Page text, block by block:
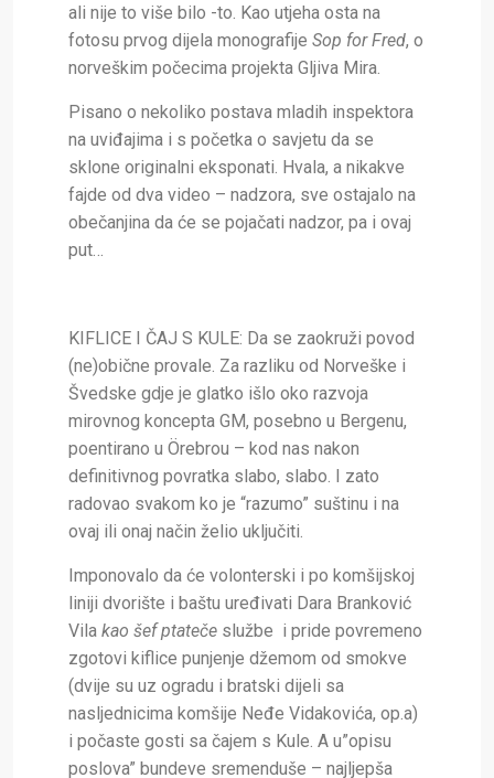
ali nije to više bilo -to. Kao utjeha osta na
fotosu prvog dijela monografije Sop for Fred, o
norveškim počecima projekta Gljiva Mira.
Pisano o nekoliko postava mladih inspektora
na uviđajima i s početka o savjetu da se
sklone originalni eksponati. Hvala, a nikakve
fajde od dva video – nadzora, sve ostajalo na
obečanjina da će se pojačati nadzor, pa i ovaj
put…
KIFLICE I ČAJ S KULE: Da se zaokruži povod
(ne)obične provale. Za razliku od Norveške i
Švedske gdje je glatko išlo oko razvoja
mirovnog koncepta GM, posebno u Bergenu,
poentirano u Örebrou – kod nas nakon
definitivnog povratka slabo, slabo. I zato
radovao svakom ko je “razumo” suštinu i na
ovaj ili onaj način želio uključiti.
Imponovalo da će volonterski i po komšijskoj
liniji dvorište i baštu uređivati Dara Branković
Vila kao šef ptateče službe i pride povremeno
zgotovi kiflice punjenje džemom od smokve
(dvije su uz ogradu i bratski dijeli sa
nasljednicima komšije Neđe Vidakovića, op.a)
i počaste gosti sa čajem s Kule. A u”opisu
poslova” bundeve sremenduše – najljepša